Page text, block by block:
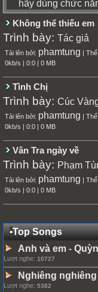
hãy dùng chức
Không thể thiếu em
Trình bày: Tác giả
Tải lên bởi: phamtung |
0kb/s | 0:0 | 0 MB
Tình Chị
Trình bày: Cúc
Tải lên bởi: phamtung |
0kb/s | 0:0 | 0 MB
Vân Tra ngày về
Trình bày: Phạm
Tải lên bởi: phamtung |
0kb/s | 0:0 | 0 MB
•Top Songs
Anh và em -
Lượt nghe: 10727
Nghiêng
Lượt nghe: 5382